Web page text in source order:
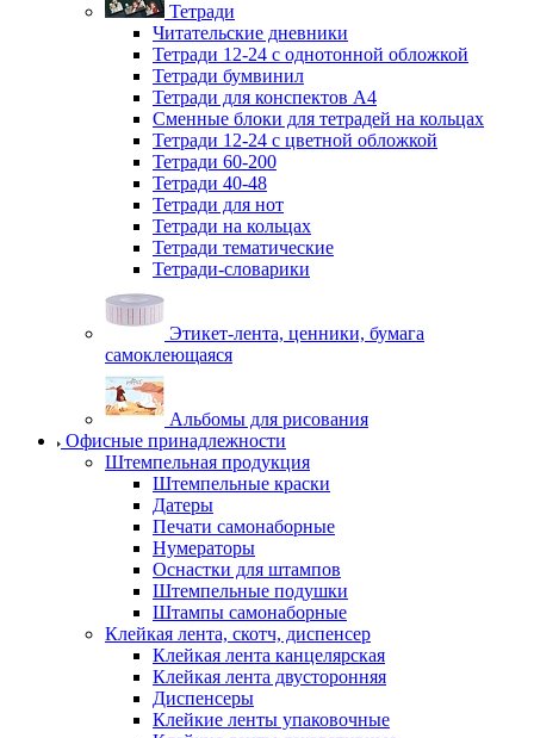
Тетради
Читательские дневники
Тетради 12-24 с однотонной обложкой
Тетради бумвинил
Тетради для конспектов А4
Сменные блоки для тетрадей на кольцах
Тетради 12-24 с цветной обложкой
Тетради 60-200
Тетради 40-48
Тетради для нот
Тетради на кольцах
Тетради тематические
Тетради-словарики
Этикет-лента, ценники, бумага
самоклеющаяся
Альбомы для рисования
Офисные принадлежности
Штемпельная продукция
Штемпельные краски
Датеры
Печати самонаборные
Нумераторы
Оснастки для штампов
Штемпельные подушки
Штампы самонаборные
Клейкая лента, скотч, диспенсер
Клейкая лента канцелярская
Клейкая лента двусторонняя
Диспенсеры
Клейкие ленты упаковочные